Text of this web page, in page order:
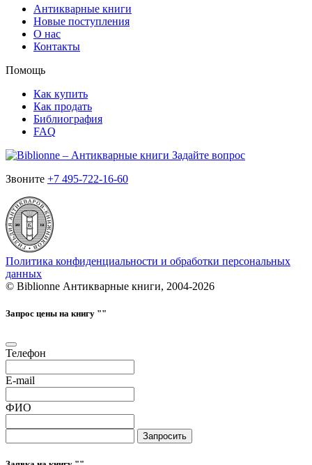
Антикварные книги
Новые поступления
О нас
Контакты
Помощь
Как купить
Как продать
Библиография
FAQ
Задайте вопрос
Звоните +7 495-722-16-60
Политика конфиденциальности и обработки персональных
данных
© Biblionne Антикварные книги, 2004-2026
Запрос цены на книгу ""
Телефон
E-mail
ФИО
Запросить